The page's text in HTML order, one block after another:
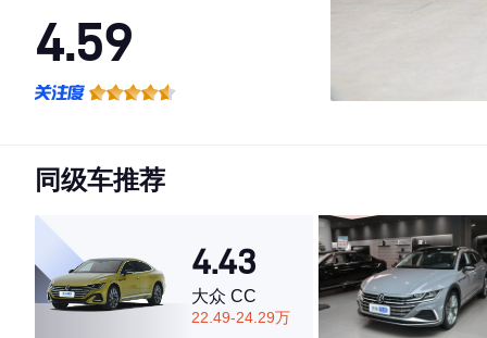
4.59
·空间表现较为优秀，优于92%同级车
同级车推荐
4.43
大众 CC
22.49-24.29万